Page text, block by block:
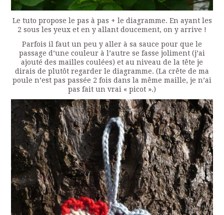
Le tuto propose le pas à pas + le diagramme. En ayant les
2 sous les yeux et en y allant doucement, on y arrive !
Parfois il faut un peu y aller à sa sauce pour que le
passage d’une couleur à l’autre se fasse joliment (j’ai
ajouté des mailles coulées) et au niveau de la tête je
dirais de plutôt regarder le diagramme. (La crête de ma
poule n’est pas passée 2 fois dans la même maille, je n’ai
pas fait un vrai « picot ».)